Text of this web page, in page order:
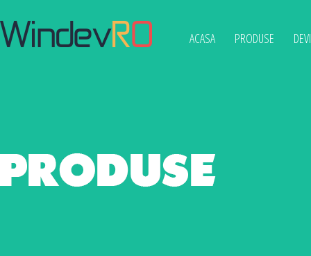
ACASA PRODUSE